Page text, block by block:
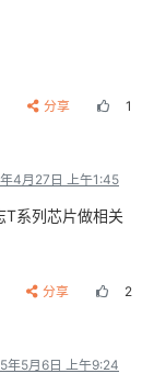
分享 1
4月27日 上午1:45
T系列芯片做相关
分享 2
年5月6日 上午9:24